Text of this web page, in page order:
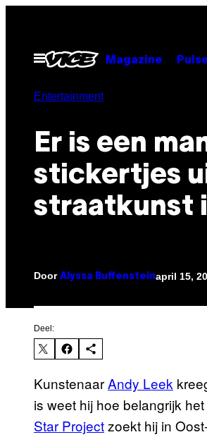
Open
menu
Magazine
Entertainment
Er is een
stickertjes
straatkunst
Door Alyssa Buffensteinapril 15,
Deel:
KunstenaarAndy Leek
is weet hij hoe belangrijk
Star Projectzoekt hij in